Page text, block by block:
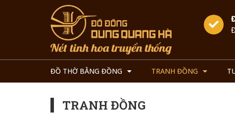
ĐỒ THỜ BẰNG ĐỒNG TRANH ĐỒNG
TRANH ĐỒNG